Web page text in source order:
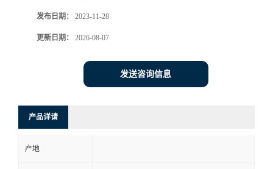
发布日期： 2023-11-28
更新日期： 2026-08-07
发送咨询信息
产品详请
产地